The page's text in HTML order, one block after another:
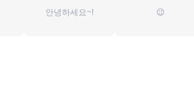
안녕하세요~! 😉